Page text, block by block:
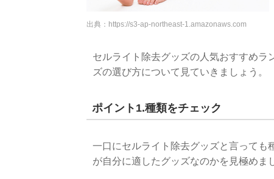
出典： https://s3-ap-northeast-1.amazonaws.com
セルライト除去グッズの人気おすすめラ
ズの選び方について見ていきましょう。
ポイント1.種類をチェック
一口にセルライト除去グッズと言っても
が自分に適したグッズなのかを見極めま